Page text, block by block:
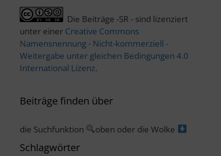
Die Beiträge -SR - sind lizenziert
unter einer Creative Commons
Namensnennung - Nicht-kommerziell -
Weitergabe unter gleichen Bedingungen 4.0
International Lizenz.
Beiträge finden über
die Suchfunktion oben oder die Wolke
Schlagwörter